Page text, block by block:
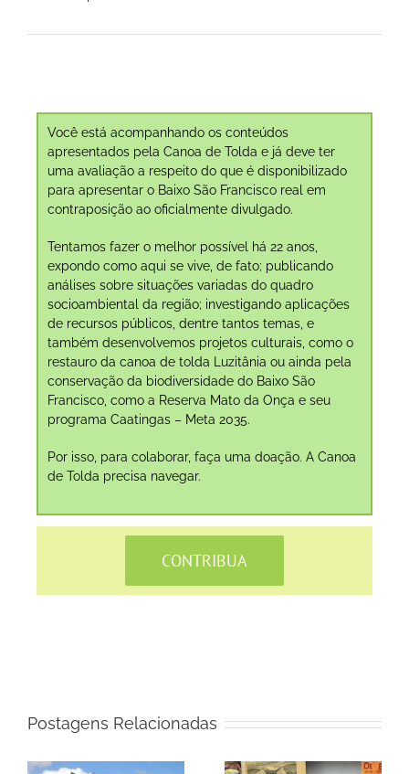
Você está acompanhando os conteúdos
apresentados pela Canoa de Tolda e já deve ter
uma avaliação a respeito do que é disponibilizado
para apresentar o Baixo São Francisco real em
contraposição ao oficialmente divulgado.
Tentamos fazer o melhor possível há 22 anos,
expondo como aqui se vive, de fato; publicando
análises sobre situações variadas do quadro
socioambiental da região; investigando aplicações
de recursos públicos, dentre tantos temas, e
também desenvolvemos projetos culturais, como o
restauro da canoa de tolda Luzitânia ou ainda pela
conservação da biodiversidade do Baixo São
Francisco, como a Reserva Mato da Onça e seu
programa Caatingas – Meta 2035.
Por isso, para colaborar, faça uma doação. A Canoa
de Tolda precisa navegar.
CONTRIBUA
Postagens Relacionadas